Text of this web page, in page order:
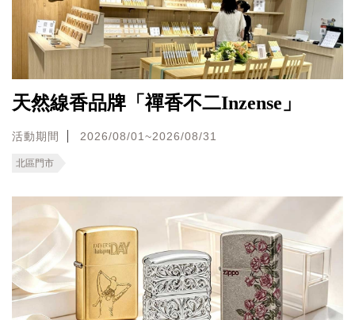
天然線香品牌「禪香不二Inzense」
活動期間 2026/08/01~2026/08/31
北區門市